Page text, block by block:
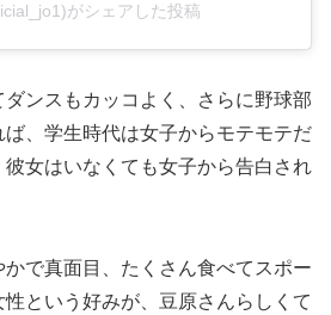
がシェアした投稿
ンスもカッコよく、さらに野球部
、学生時代は女子からモテモテだ
女はいなくても女子から告白され
で真面目、たくさん食べてスポー
という好みが、豆原さんらしくて